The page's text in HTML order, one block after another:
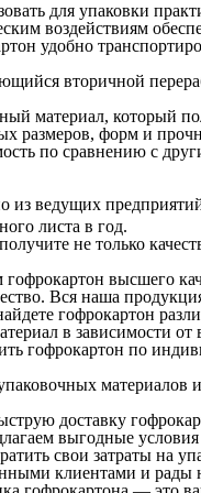
для упаковки
воздействиям
удобно
вторичной
материал, который
размеров, форм и
по сравнению с
предприятий
листа в год.
не только
высшего
Вся наша
гофрокартон
в зависимости
гофрокартон по
доставку
выгодные
свои затраты на
клиентами и рады